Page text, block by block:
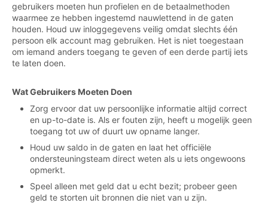
gebruikers moeten hun profielen en de betaalmethoden
waarmee ze hebben ingestemd nauwlettend in de gaten
houden. Houd uw inloggegevens veilig omdat slechts één
persoon elk account mag gebruiken. Het is niet toegestaan
om iemand anders toegang te geven of een derde partij iets
te laten doen.
Wat Gebruikers Moeten Doen
Zorg ervoor dat uw persoonlijke informatie altijd correct
en up-to-date is. Als er fouten zijn, heeft u mogelijk geen
toegang tot uw of duurt uw opname langer.
Houd uw saldo in de gaten en laat het officiële
ondersteuningsteam direct weten als u iets ongewoons
opmerkt.
Speel alleen met geld dat u echt bezit; probeer geen
geld te storten uit bronnen die niet van u zijn.